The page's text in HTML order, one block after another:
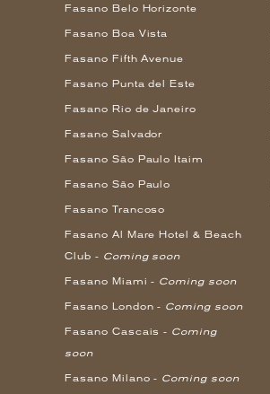
Fasano Belo Horizonte
Fasano Boa Vista
Fasano Fifth Avenue
Fasano Punta del Este
Fasano Rio de Janeiro
Fasano Salvador
Fasano São Paulo Itaim
Fasano São Paulo
Fasano Trancoso
Fasano Al Mare Hotel & Beach
Club - Coming soon
Fasano Miami - Coming soon
Fasano London - Coming soon
Fasano Cascais - Coming
soon
Fasano Milano - Coming soon